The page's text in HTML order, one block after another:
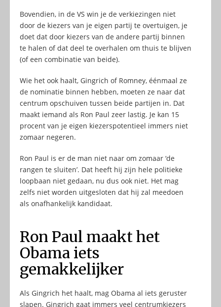
Bovendien, in de VS win je de verkiezingen niet
door de kiezers van je eigen partij te overtuigen, je
doet dat door kiezers van de andere partij binnen
te halen of dat deel te overhalen om thuis te blijven
(of een combinatie van beide).
Wie het ook haalt, Gingrich of Romney, éénmaal ze
de nominatie binnen hebben, moeten ze naar dat
centrum opschuiven tussen beide partijen in. Dat
maakt iemand als Ron Paul zeer lastig. Je kan 15
procent van je eigen kiezerspotentieel immers niet
zomaar negeren.
Ron Paul is er de man niet naar om zomaar ‘de
rangen te sluiten’. Dat heeft hij zijn hele politieke
loopbaan niet gedaan, nu dus ook niet. Het mag
zelfs niet worden uitgesloten dat hij zal meedoen
als onafhankelijk kandidaat.
Ron Paul maakt het
Obama iets
gemakkelijker
Als Gingrich het haalt, mag Obama al iets geruster
slapen. Gingrich gaat immers veel centrumkiezers